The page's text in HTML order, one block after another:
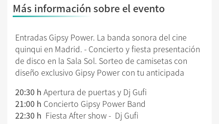
Más información sobre el evento
Entradas Gipsy Power. La banda sonora del cine
quinqui en Madrid. - Concierto y fiesta presentación
de disco en la Sala Sol. Sorteo de camisetas con
diseño exclusivo Gipsy Power con tu anticipada
20:30 h Apertura de puertas y Dj Gufi
21:00 h Concierto Gipsy Power Band
22:30 h Fiesta After show - Dj Gufi